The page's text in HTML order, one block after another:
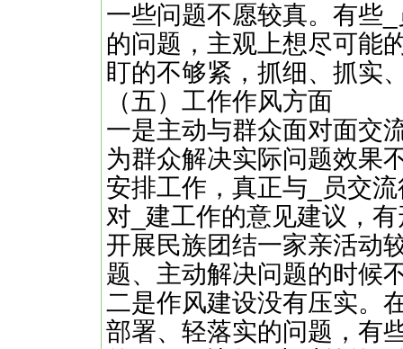
一些问题不愿较真。有些
的问题，主观上想尽可能
盯的不够紧，抓细、抓实
（五）工作作风方面
一是主动与群众面对面交
为群众解决实际问题效果
安排工作，真正与_员交
对_建工作的意见建议，
开展民族团结一家亲活动
题、主动解决问题的时候
二是作风建设没有压实。
部署、轻落实的问题，有